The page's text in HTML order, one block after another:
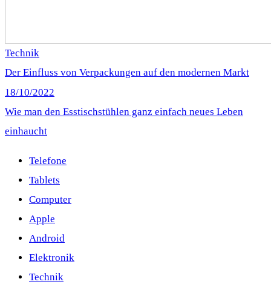
Technik
Der Einfluss von Verpackungen auf den modernen Markt
18/10/2022
Wie man den Esstischstühlen ganz einfach neues Leben
einhaucht
Telefone
Tablets
Computer
Apple
Android
Elektronik
Technik